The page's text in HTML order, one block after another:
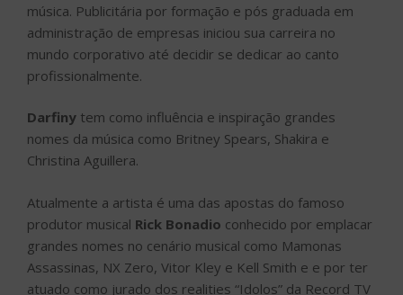
música. Publicitária por formação e pós graduada em
administração de empresas iniciou sua carreira no
mundo corporativo até decidir se dedicar ao canto
profissionalmente.
Darfiny tem como influência e inspiração grandes
nomes da música como Britney Spears, Shakira e
Christina Aguillera.
Atualmente a artista é uma das apostas do famoso
produtor musical Rick Bonadio conhecido por emplacar
grandes nomes no cenário musical como Mamonas
Assassinas, NX Zero, Vitor Kley e Kell Smith e e por ter
atuado como jurado dos realities “Idolos” da Record TV